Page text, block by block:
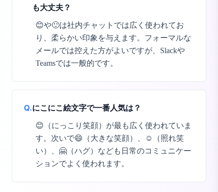
も大丈夫？
😊や🙂は社内チャットでは広く使われてお
り、柔らかい印象を与えます。フォーマルな
メールでは控えた方がよいですが、Slackや
Teamsでは一般的です。
Q.にこにこ絵文字で一番人気は？
😊（にっこり笑顔）が最も広く使われていま
す。次いで😄（大きな笑顔）、☺️（照れ笑
い）、🤗（ハグ）なども日常のコミュニケー
ションでよく使われます。